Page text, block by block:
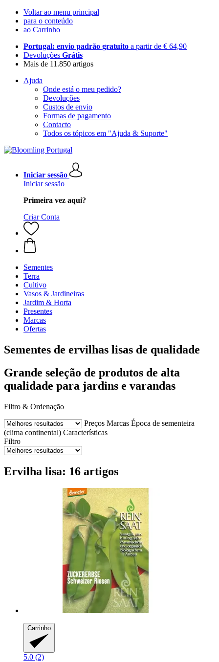
Voltar ao menu principal
para o conteúdo
ao Carrinho
Portugal: envio padrão gratuito a partir de € 64,90
Devoluções Grátis
Mais de 11.850 artigos
Ajuda
Onde está o meu pedido?
Devoluções
Custos de envio
Formas de pagamento
Contacto
Todos os tópicos em "Ajuda & Suporte"
Iniciar sessão
Iniciar sessão
Primeira vez aqui?
Criar Conta
Sementes
Terra
Cultivo
Vasos & Jardineiras
Jardim & Horta
Presentes
Marcas
Ofertas
Sementes de ervilhas lisas de qualidade
Grande seleção de produtos de alta
qualidade para jardins e varandas
Filtro & Ordenação
Preços Marcas Época de sementeira
(clima continental) Características
Filtro
Ervilha lisa: 16 artigos
Carrinho
5.0 (2)